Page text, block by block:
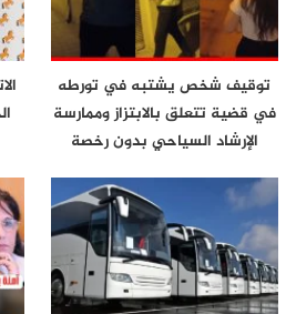
توقيف شخص يشتبه في تورطه
في قضية تتعلق بالابتزاز وممارسة
الإرشاد السياحي بدون رخصة